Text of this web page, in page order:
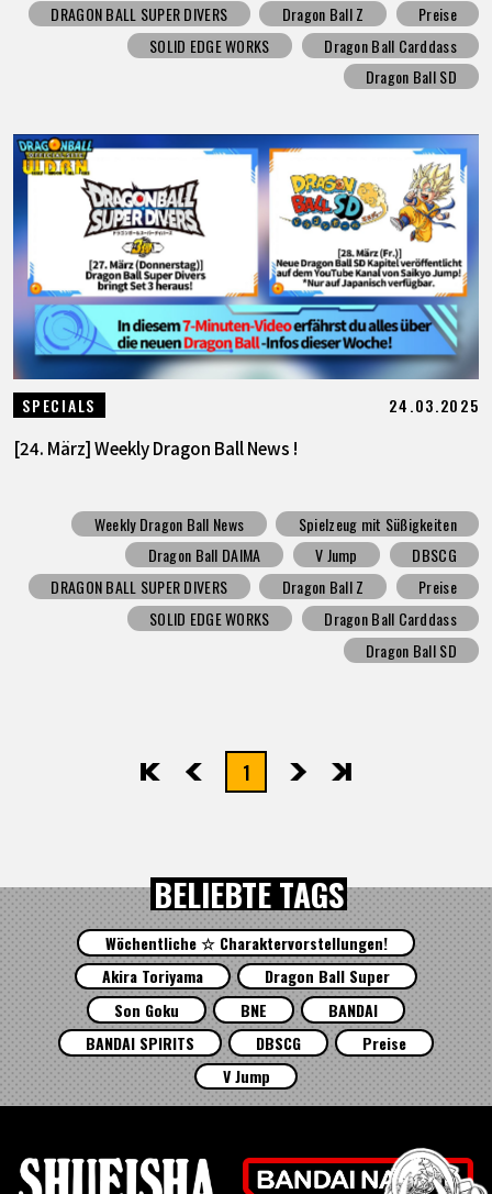
DRAGON BALL SUPER DIVERS
Dragon Ball Z
Preise
SOLID EDGE WORKS
Dragon Ball Carddass
Dragon Ball SD
SPECIALS 24.03.2025
[24. März] Weekly Dragon Ball News !
Weekly Dragon Ball News
Spielzeug mit Süßigkeiten
Dragon Ball DAIMA
V Jump
DBSCG
DRAGON BALL SUPER DIVERS
Dragon Ball Z
Preise
SOLID EDGE WORKS
Dragon Ball Carddass
Dragon Ball SD
先頭 前へ1 次へ最後
BELIEBTE TAGS
Wöchentliche ☆ Charaktervorstellungen!
Akira Toriyama
Dragon Ball Super
Son Goku
BNE
BANDAI
BANDAI SPIRITS
DBSCG
Preise
V Jump